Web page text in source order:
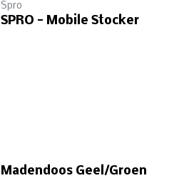
Spro
SPRO - Mobile Stocker
Madendoos Geel/Groen